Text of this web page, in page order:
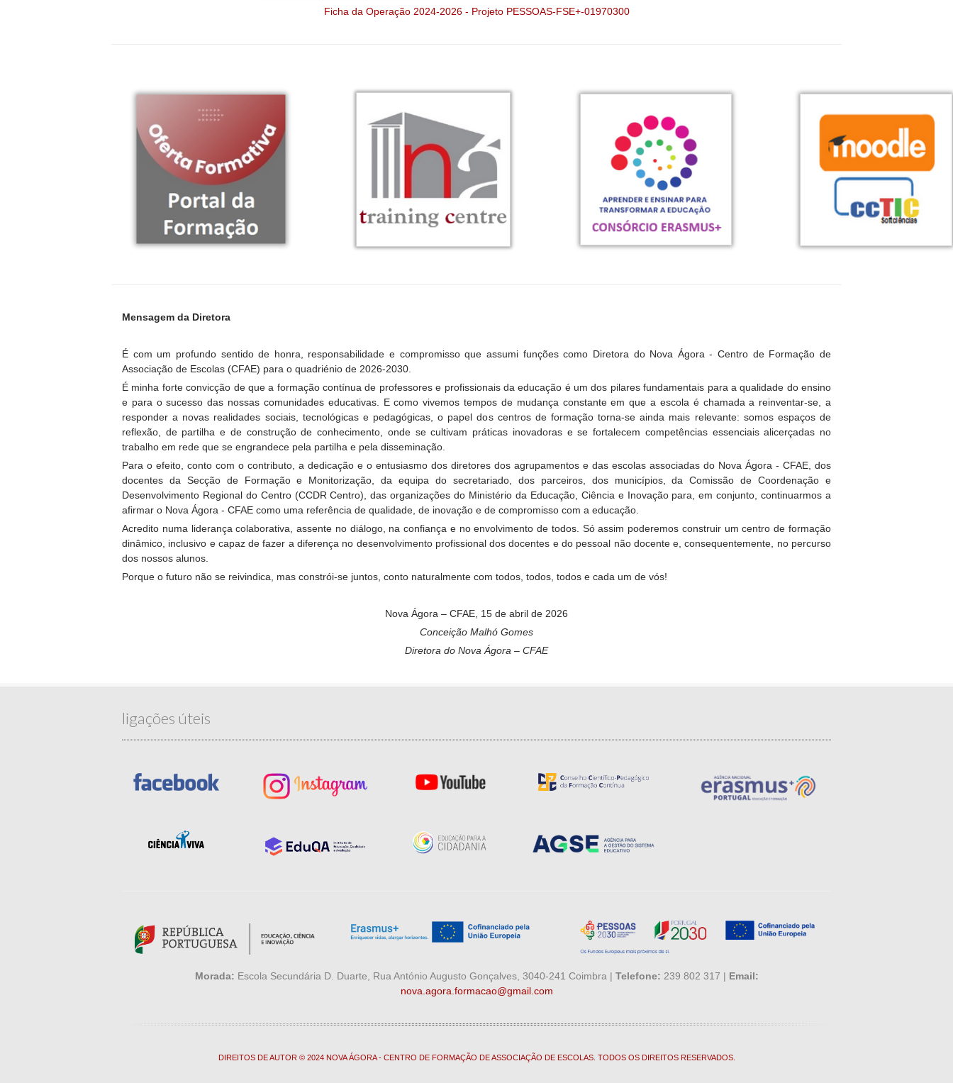
Ficha da Operação 2024-2026 - Projeto PESSOAS-FSE+-01970300
Mensagem da Diretora
É com um profundo sentido de honra, responsabilidade e compromisso que assumi funções como Diretora do Nova Ágora - Centro de Formação de
Associação de Escolas (CFAE) para o quadriénio de 2026-2030.
É minha forte convicção de que a formação contínua de professores e profissionais da educação é um dos pilares fundamentais para a qualidade do ensino
e para o sucesso das nossas comunidades educativas. E como vivemos tempos de mudança constante em que a escola é chamada a reinventar-se, a
responder a novas realidades sociais, tecnológicas e pedagógicas, o papel dos centros de formação torna-se ainda mais relevante: somos espaços de
reflexão, de partilha e de construção de conhecimento, onde se cultivam práticas inovadoras e se fortalecem competências essenciais alicerçadas no
trabalho em rede que se engrandece pela partilha e pela disseminação.
Para o efeito, conto com o contributo, a dedicação e o entusiasmo dos diretores dos agrupamentos e das escolas associadas do Nova Ágora - CFAE, dos
docentes da Secção de Formação e Monitorização, da equipa do secretariado, dos parceiros, dos municípios, da Comissão de Coordenação e
Desenvolvimento Regional do Centro (CCDR Centro), das organizações do Ministério da Educação, Ciência e Inovação para, em conjunto, continuarmos a
afirmar o Nova Ágora - CFAE como uma referência de qualidade, de inovação e de compromisso com a educação.
Acredito numa liderança colaborativa, assente no diálogo, na confiança e no envolvimento de todos. Só assim poderemos construir um centro de formação
dinâmico, inclusivo e capaz de fazer a diferença no desenvolvimento profissional dos docentes e do pessoal não docente e, consequentemente, no percurso
dos nossos alunos.
Porque o futuro não se reivindica, mas constrói-se juntos, conto naturalmente com todos, todos, todos e cada um de vós!
Nova Ágora – CFAE, 15 de abril de 2026
Conceição Malhó Gomes
Diretora do Nova Ágora – CFAE
ligações úteis
Morada: Escola Secundária D. Duarte, Rua António Augusto Gonçalves, 3040-241 Coimbra | Telefone: 239 802 317 | Email:
nova.agora.formacao@gmail.com
DIREITOS DE AUTOR © 2024 NOVA ÁGORA - CENTRO DE FORMAÇÃO DE ASSOCIAÇÃO DE ESCOLAS. TODOS OS DIREITOS RESERVADOS.